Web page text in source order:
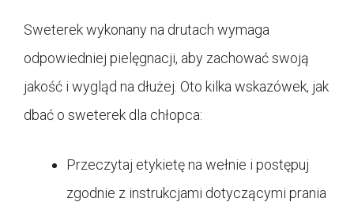
Sweterek wykonany na drutach wymaga
odpowiedniej pielęgnacji, aby zachować swoją
jakość i wygląd na dłużej. Oto kilka wskazówek, jak
dbać o sweterek dla chłopca:
Przeczytaj etykietę na wełnie i postępuj
zgodnie z instrukcjami dotyczącymi prania